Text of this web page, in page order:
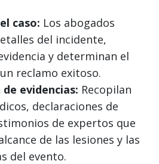
caso: Los abogados
del incidente,
y determinan el
reclamo exitoso.
evidencias: Recopilan
declaraciones de
de expertos que
de las lesiones y las
del evento.